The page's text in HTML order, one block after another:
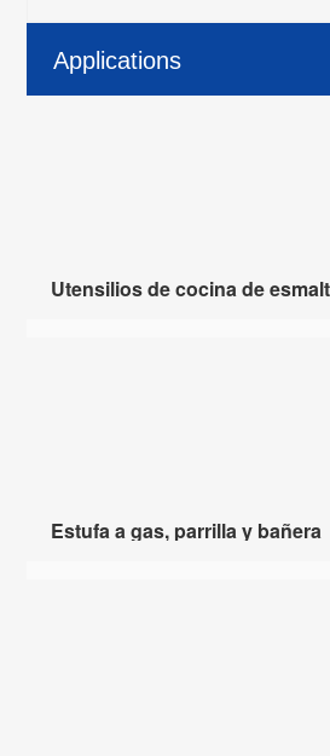
Applications
Utensilios de cocina de
Estufa a gas, parrilla y bañera